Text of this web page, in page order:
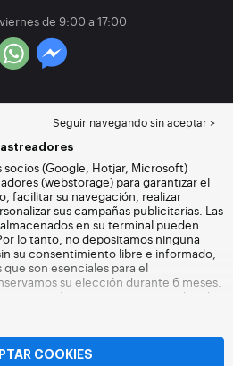
de 9:00 a 17:00
Seguir navegando sin aceptar >
socios (Google, Hotjar, Microsoft)
(webstorage) para garantizar el
facilitar su navegación, realizar
sus campañas publicitarias. Las
en su terminal pueden
lo tanto, no depositamos ninguna
su consentimiento libre e informado,
son esenciales para el
su elección durante 6 meses.
en cualquier momento accediendo
de cookies u otros rastreadores.
a los servicios Distri-auto.es. Para
web de cookies y otros rastreadores
COOKIES